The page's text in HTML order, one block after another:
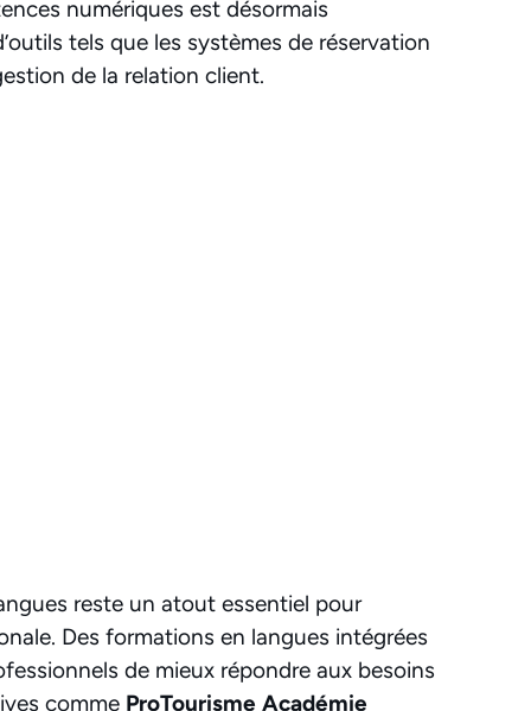
numériques est désormais
tels que les systèmes de réservation
de la relation client.
reste un atout essentiel pour
Des formations en langues intégrées
de mieux répondre aux besoins
comme ProTourisme Académie